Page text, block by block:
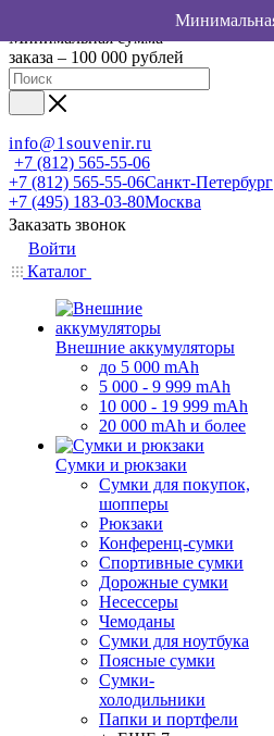
Минимальная сумма
заказа – 100 000 рублей
info@1souvenir.ru
+7 (812) 565-55-06
+7 (812) 565-55-06Санкт-Петербург
+7 (495) 183-03-80Москва
Заказать звонок
Войти
Каталог
Внешние аккумуляторы
до 5 000 mAh
5 000 - 9 999 mAh
10 000 - 19 999 mAh
20 000 mAh и более
Сумки и рюкзаки
Сумки для покупок,
шопперы
Рюкзаки
Конференц-сумки
Спортивные сумки
Дорожные сумки
Несессеры
Чемоданы
Сумки для ноутбука
Поясные сумки
Сумки-
холодильники
Папки и портфели